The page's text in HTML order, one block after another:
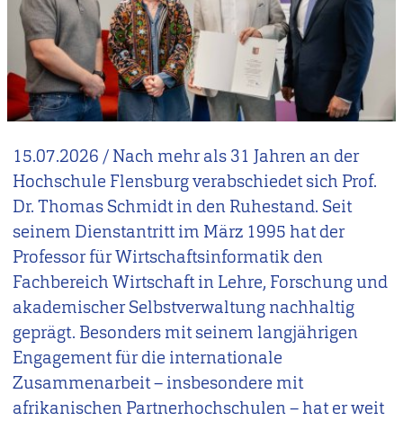
15.07.2026 /Nach mehr als 31 Jahren an der
Hochschule Flensburg verabschiedet sich Prof.
Dr. Thomas Schmidt in den Ruhestand. Seit
seinem Dienstantritt im März 1995 hat der
Professor für Wirtschaftsinformatik den
Fachbereich Wirtschaft in Lehre, Forschung und
akademischer Selbstverwaltung nachhaltig
geprägt. Besonders mit seinem langjährigen
Engagement für die internationale
Zusammenarbeit – insbesondere mit
afrikanischen Partnerhochschulen – hat er weit